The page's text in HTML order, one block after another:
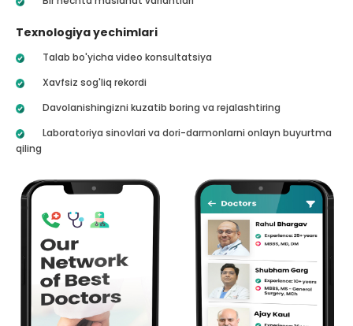
Texnologiya yechimlari
Talab bo'yicha video konsultatsiya
Xavfsiz sog'liq rekordi
Davolanishingizni kuzatib boring va rejalashtiring
Laboratoriya sinovlari va dori-darmonlarni onlayn buyurtma
qiling